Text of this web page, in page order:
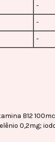
-
-
-
B12
0,2mg;